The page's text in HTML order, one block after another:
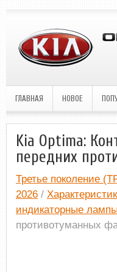
ГЛАВНАЯ НОВОЕ
Kia Optima:
передних
Третье поколение
2026 /
индикаторные лампы
противотуманных